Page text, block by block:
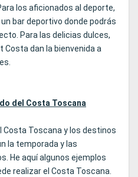
los aficionados al deporte,
bar deportivo donde podrás
Para las delicias dulces,
Costa dan la bienvenida a
del Costa Toscana
Costa Toscana y los destinos
la temporada y las
He aquí algunos ejemplos
realizar el Costa Toscana.